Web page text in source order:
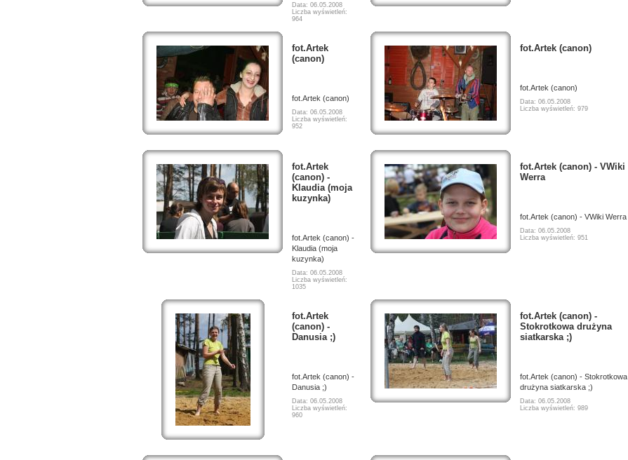
Data: 06.05.2008
Liczba wyświetleń:
964
fot.Artek
(canon)
fot.Artek (canon)
Data: 06.05.2008
Liczba wyświetleń:
952
fot.Artek (canon)
fot.Artek (canon)
Data: 06.05.2008
Liczba wyświetleń: 979
fot.Artek
(canon) -
Klaudia (moja
kuzynka)
fot.Artek (canon) -
Klaudia (moja
kuzynka)
Data: 06.05.2008
Liczba wyświetleń:
1035
fot.Artek (canon) - VWiki
Werra
fot.Artek (canon) - VWiki Werra
Data: 06.05.2008
Liczba wyświetleń: 951
fot.Artek
(canon) -
Danusia ;)
fot.Artek (canon) -
Danusia ;)
Data: 06.05.2008
Liczba wyświetleń:
960
fot.Artek (canon) -
Stokrotkowa drużyna
siatkarska ;)
fot.Artek (canon) - Stokrotkowa
drużyna siatkarska ;)
Data: 06.05.2008
Liczba wyświetleń: 989